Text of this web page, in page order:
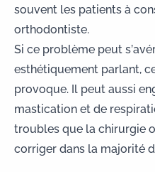
souvent les patients à
orthodontiste.
Si ce problème peut
esthétiquement parlant,
provoque. Il peut aussi
mastication et de
troubles que la chirurgie
corriger dans la majorité